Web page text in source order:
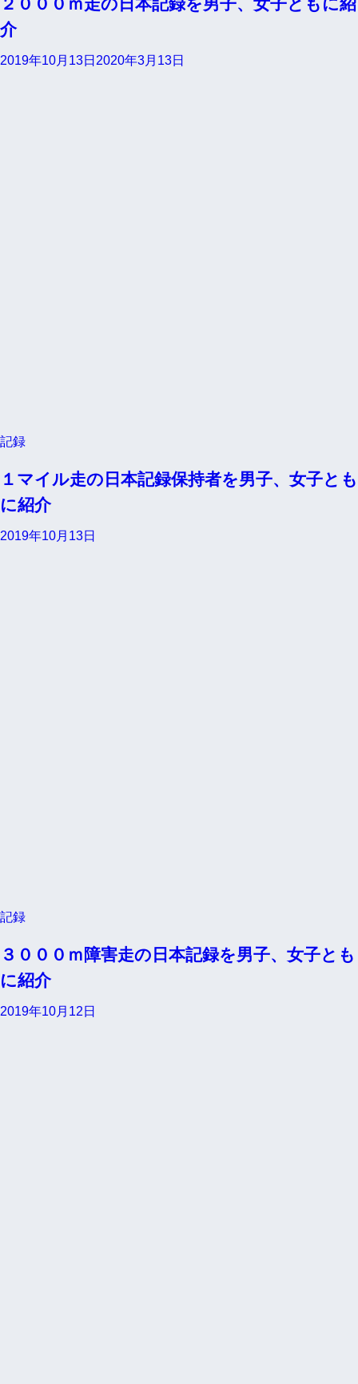
介
2019年10月13日 2020年3月13日
記録
１マイル走の日本記録保持者を男子、女子とも
に紹介
2019年10月13日
記録
３０００ｍ障害走の日本記録を男子、女子とも
に紹介
2019年10月12日